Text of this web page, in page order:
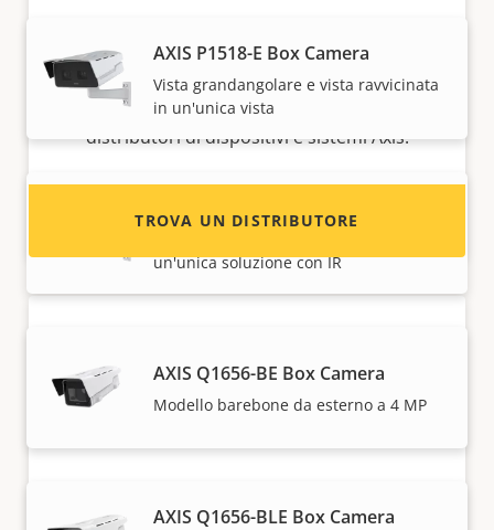
AXIS P1518-E Box Camera
Vista grandangolare e vista ravvicinata
in un'unica vista
un'unica soluzione con IR
AXIS Q1656-BE Box Camera
Modello barebone da esterno a 4 MP
AXIS Q1656-BLE Box Camera
Sei interessato a diventare un rivenditore?
Trova le informazioni di contatto per i
distributori di dispositivi e sistemi Axis.
TROVA UN DISTRIBUTORE